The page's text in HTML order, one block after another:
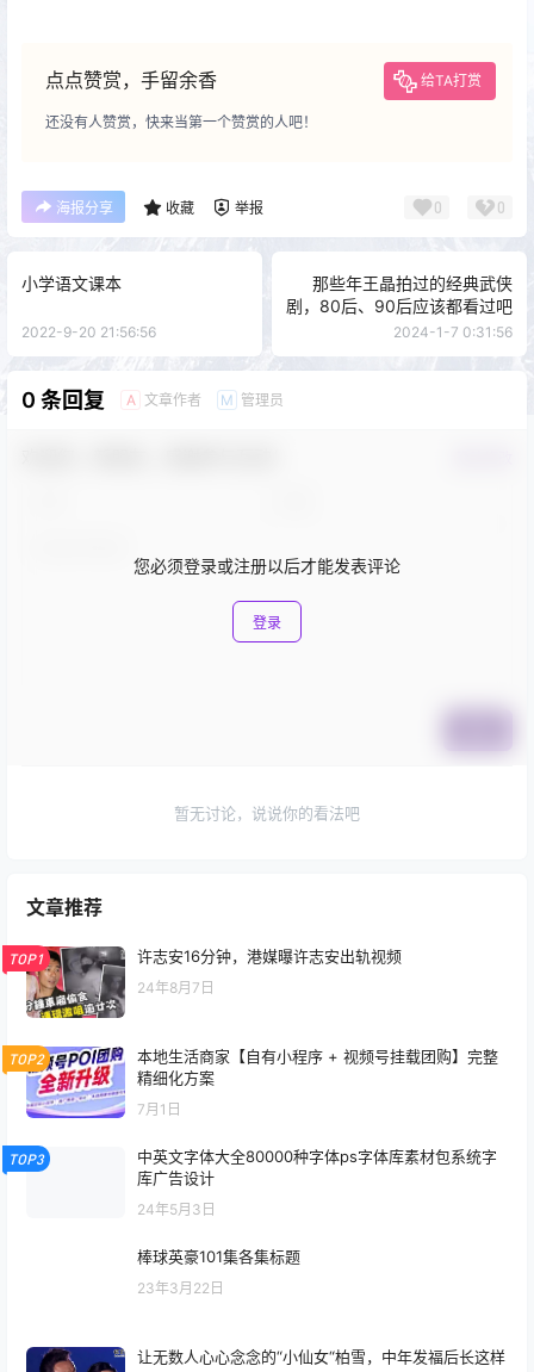
点点赞赏，手留余香 给TA打赏
还没有人赞赏，快来当第一个赞赏的人吧！
海报分享 收藏 举报 0 0
小学语文课本
2022-9-20 21:56:56
那些年王晶拍过的经典武侠
剧，80后、90后应该都看过吧
2024-1-7 0:31:56
0 条回复 A 文章作者 M 管理员
您必须登录或注册以后才能发表评论
登录
暂无讨论，说说你的看法吧
文章推荐
TOP1 许志安16分钟，港媒曝许志安出轨视频
24年8月7日
TOP2
本地生活商家【自有小程序 + 视频号挂载团购】完整
精细化方案
7月1日
TOP3
中英文字体大全80000种字体ps字体库素材包系统字
库广告设计
24年5月3日
棒球英豪101集各集标题
23年3月22日
让无数人心心念念的“小仙女“柏雪，中年发福后长这样